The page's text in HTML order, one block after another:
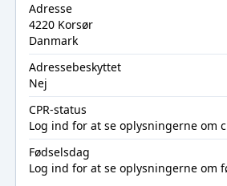
Adresse
4220 Korsør
Danmark
Adressebeskyttet
Nej
CPR-status
Log ind for at se oplysningerne om
Fødselsdag
Log ind for at se oplysningerne om